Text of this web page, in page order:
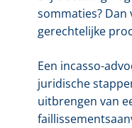
sommaties?
gerechtelijke
Een incasso-
juridische
uitbrengen van